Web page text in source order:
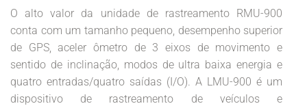
O alto valor da unidade de rastreamento RMU-900
conta com um tamanho pequeno, desempenho superior
de GPS, aceler ômetro de 3 eixos de movimento e
sentido de inclinação, modos de ultra baixa energia e
quatro entradas/quatro saídas (I/O). A LMU-900 é um
dispositivo de rastreamento de veículos e